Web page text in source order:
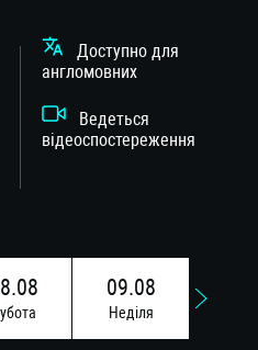
Доступно для
англомовних
Ведеться
відеоспостереження
09.08
Недiля